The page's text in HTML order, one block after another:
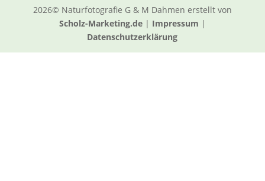
2026© Naturfotografie G & M Dahmen erstellt von
Scholz-Marketing.de| Impressum |
Datenschutzerklärung